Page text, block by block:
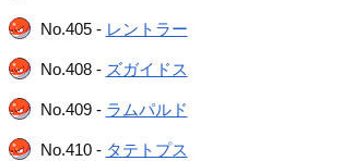
No.405 - レントラー
No.408 - ズガイドス
No.409 - ラムパルド
No.410 - タテトプス